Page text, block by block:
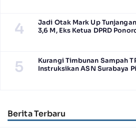
4
Jadi Otak Mark Up
3,6 M, Eks Ketua DPRD
5
Kurangi Timbunan Sampah
Instruksikan ASN Surabaya
Berita Terbaru